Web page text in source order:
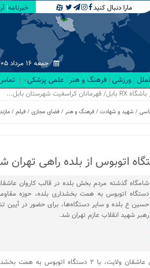
مارا دنبال کنید خبرنامه
جمعه ۱۶ مرداد ۱۴۰۵-
ورزشی فرهنگ و هنر علمی پزشکی
/ شهید و شهادت /فرهنگ و هنر /فضای مجازی /فیلم /
دستگاه اتوبوس به همت بخشداری بلده، حوزه
حسین ع بلده و سایر دستگاه‌ها، برای حضور در آیین
رهبر شهید انقلاب عازم تهران شد.
شامگاه گذشته مردم بخش بلده در قالب کاروان عاشقان ولایت، با ۲